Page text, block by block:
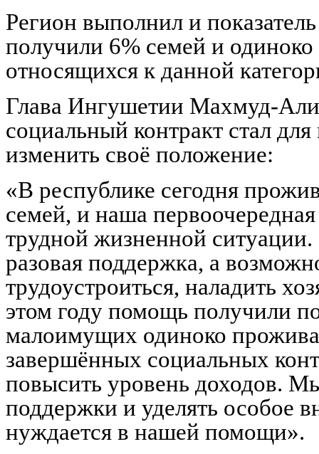
Регион выполнил и
получили 6% семей и
относящихся к данной
Глава Ингушетии Махмуд-
социальный контракт стал
изменить своё положение:
«В республике сегодня
семей, и наша
трудной жизненной
разовая поддержка, а
трудоустроиться, наладить
этом году помощь получили
малоимущих одиноко
завершённых социальных
повысить уровень доходов.
поддержки и уделять особое
нуждается в нашей помощи».